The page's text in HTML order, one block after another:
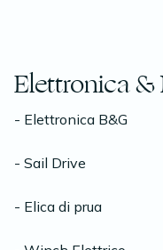
Elettronica &
- Elettronica B&G
- Sail Drive
- Elica di prua